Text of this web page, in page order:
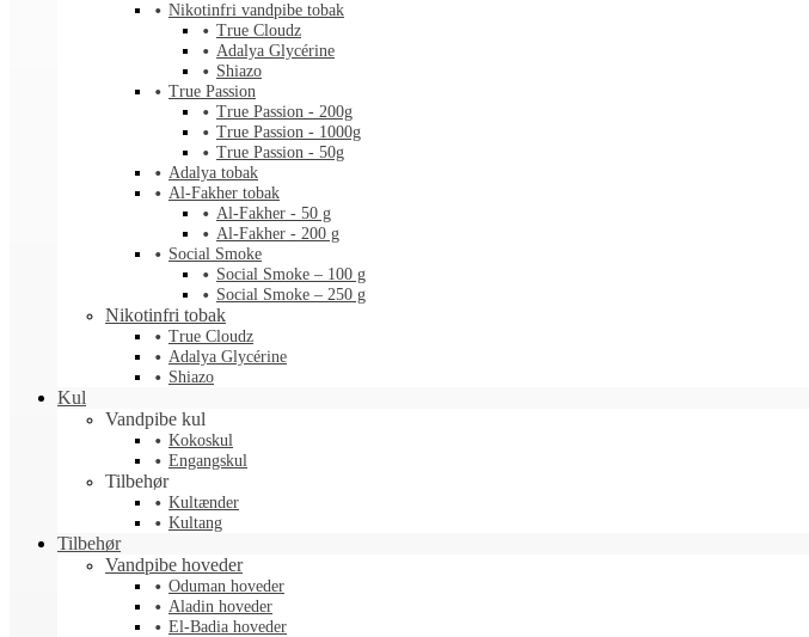
Nikotinfri vandpibe tobak
True Cloudz
Adalya Glycérine
Shiazo
True Passion
True Passion - 200g
True Passion - 1000g
True Passion - 50g
Adalya tobak
Al-Fakher tobak
Al-Fakher - 50 g
Al-Fakher - 200 g
Social Smoke
Social Smoke – 100 g
Social Smoke – 250 g
Nikotinfri tobak
True Cloudz
Adalya Glycérine
Shiazo
Kul
Vandpibe kul
Kokoskul
Engangskul
Tilbehør
Kultænder
Kultang
Tilbehør
Vandpibe hoveder
Oduman hoveder
Aladin hoveder
El-Badia hoveder